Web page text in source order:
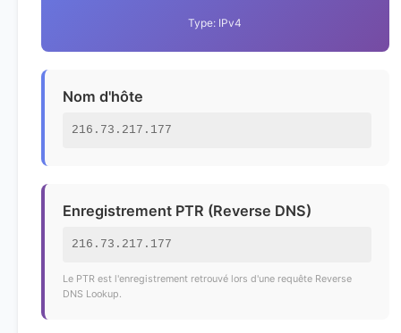
Type: IPv4
Nom d'hôte
216.73.217.177
Enregistrement PTR (Reverse DNS)
216.73.217.177
Le PTR est l'enregistrement retrouvé lors d'une requête Reverse
DNS Lookup.